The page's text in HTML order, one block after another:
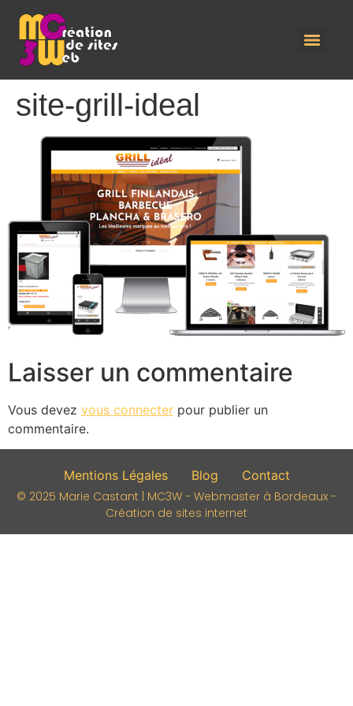
site-grill-ideal
Laisser un commentaire
Vous devez vous connecter pour publier un
commentaire.
Mentions Légales Blog
Contact
© 2025 Marie Castant | MC3W - Webmaster à Bordeaux -
Création de sites internet